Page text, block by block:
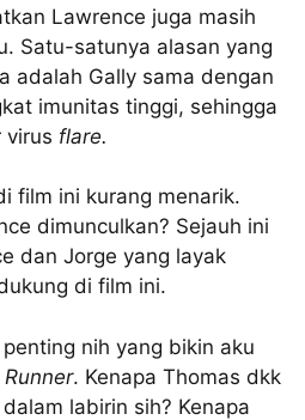
Lawrence juga masih
Satu-satunya alasan yang
adalah Gally sama dengan
imunitas tinggi, sehingga
virus flare.
film ini kurang menarik.
dimunculkan? Sejauh ini
dan Jorge yang layak
di film ini.
nih yang bikin aku
. Kenapa Thomas dkk
labirin sih? Kenapa